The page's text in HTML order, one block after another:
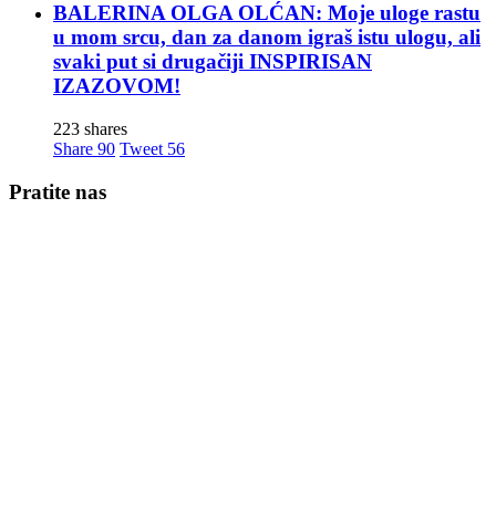
BALERINA OLGA OLĆAN: Moje uloge rastu
u mom srcu, dan za danom igraš istu ulogu, ali
svaki put si drugačiji INSPIRISAN
IZAZOVOM!
223 shares
Share 90 Tweet 56
Pratite nas